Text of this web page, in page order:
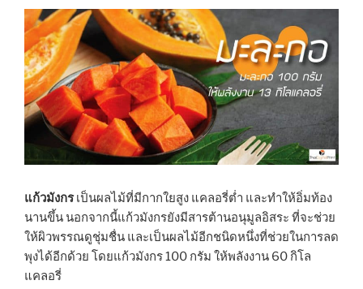
แก้วมังกรเป็นผลไม้ที่มีกากใยสูง แคลอรี่ต่ำ และทำให้อิ่มท้อง
นานขึ้น นอกจากนี้แก้วมังกรยังมีสารต้านอนุมูลอิสระ ที่จะช่วย
ให้ผิวพรรณดูชุ่มชื่น และเป็นผลไม้อีกชนิดหนึ่งที่ช่วยในการลด
พุงได้อีกด้วย โดยแก้วมังกร 100 กรัม ให้พลังงาน 60 กิโล
แคลอรี่